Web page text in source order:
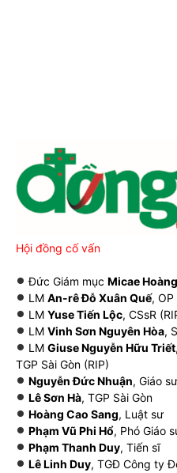
Hội đồng cố vấn
Đức Giám mục Micae
LM An-rê Đỗ Xuân Quế, OP
LM Yuse Tiến Lộc, CSsR
LM Vinh Sơn Nguyên Hòa,
LM Giuse Nguyễn Hữu Triết
TGP Sài Gòn (RIP)
Nguyễn Đức Nhuận, Giáo
Lê Sơn Hà, TGP Sài Gòn
Hoàng Cao Sang, Luật sư
Phạm Vũ Phi Hổ, Phó Giáo
Phạm Thanh Duy, Tiến sĩ
Lê Linh Duy, TGĐ Công ty